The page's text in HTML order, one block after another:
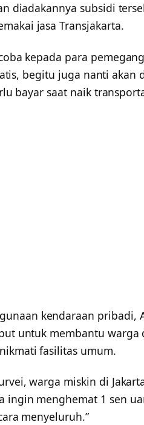
diadakannya subsidi
jasa Transjakarta.
kepada para
begitu juga nanti akan
bayar saat naik
kendaraan pribadi,
untuk membantu warga
fasilitas umum.
warga miskin di
ingin menghemat 1 sen
menyeluruh.”